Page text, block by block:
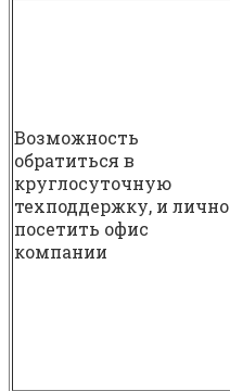
Возможность
обратиться в
круглосуточную
техподдержку, и лично
посетить офис
компании